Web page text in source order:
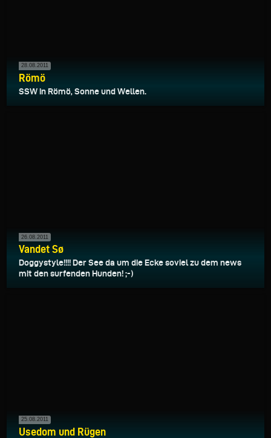
28.08.2011
Römö
SSW in Römö, Sonne und Wellen.
26.08.2011
Vandet Sø
Doggystyle!!!! Der See da um die Ecke soviel zu dem news
mit den surfenden Hunden! ;-)
25.08.2011
Usedom und Rügen